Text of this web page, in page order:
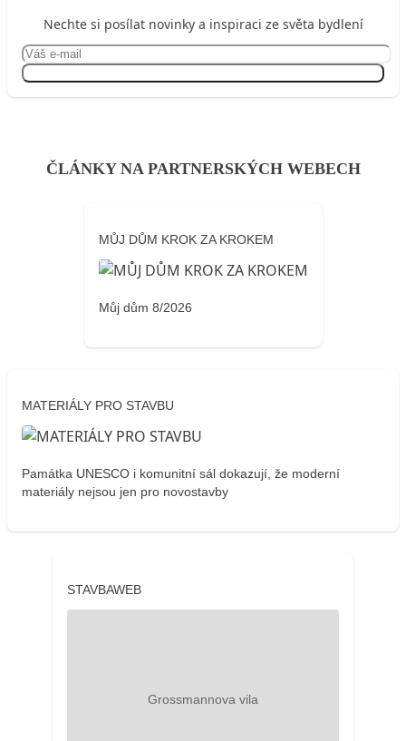
Nechte si posílat novinky a inspiraci ze světa bydlení
ČLÁNKY NA PARTNERSKÝCH WEBECH
MŮJ DŮM KROK ZA KROKEM
Můj dům 8/2026
MATERIÁLY PRO STAVBU
Památka UNESCO i komunitní sál dokazují, že moderní
materiály nejsou jen pro novostavby
STAVBAWEB